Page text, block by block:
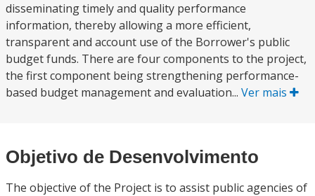
disseminating timely and quality performance
information, thereby allowing a more efficient,
transparent and account use of the Borrower's public
budget funds. There are four components to the project,
the first component being strengthening performance-
based budget management and evaluation... Ver mais
Objetivo de Desenvolvimento
The objective of the Project is to assist public agencies of